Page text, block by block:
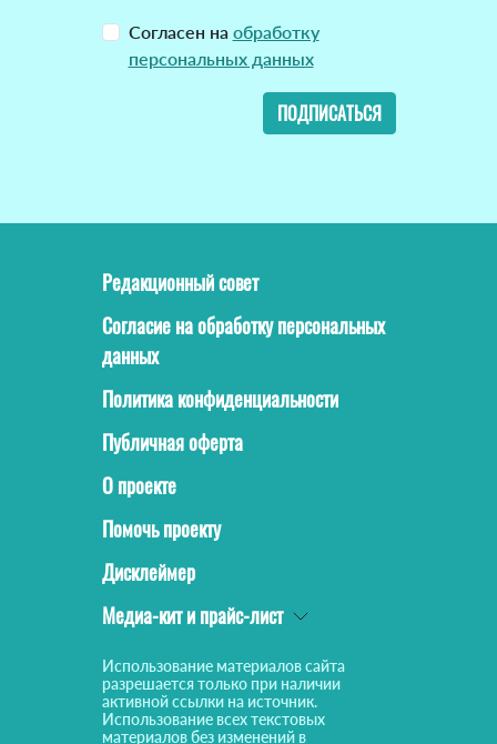
Согласен на обработку
персональных данных
ПОДПИСАТЬСЯ
Редакционный совет
Согласие на обработку персональных
данных
Политика конфиденциальности
Публичная оферта
О проекте
Помочь проекту
Дисклеймер
Медиа-кит и прайс-лист
Использование материалов сайта
разрешается только при наличии
активной ссылки на источник.
Использование всех текстовых
материалов без изменений в